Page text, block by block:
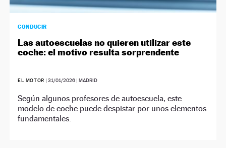
CONDUCIR
Las autoescuelas no quieren utilizar este
coche: el motivo resulta sorprendente
EL MOTOR | 31/01/2026| MADRID
Según algunos profesores de autoescuela, este
modelo de coche puede despistar por unos elementos
fundamentales.